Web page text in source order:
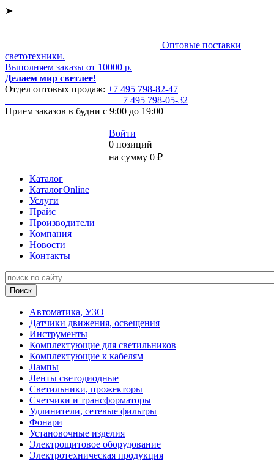
➤
Оптовые поставки
светотехники.
Выполняем заказы от 10000 р.
Делаем мир светлее!
Отдел оптовых продаж: +7 495 798-82-47
+7 495 798-05-32
Прием заказов в будни с 9:00 до 19:00
Войти
0 позиций
на сумму 0 ₽
Каталог
КаталогOnline
Услуги
Прайс
Производители
Компания
Новости
Контакты
Автоматика, УЗО
Датчики движения, освещения
Инструменты
Комплектующие для светильников
Комплектующие к кабелям
Лампы
Ленты светодиодные
Светильники, прожекторы
Счетчики и трансформаторы
Удлинители, сетевые фильтры
Фонари
Установочные изделия
Электрощитовое оборудование
Электротехническая продукция